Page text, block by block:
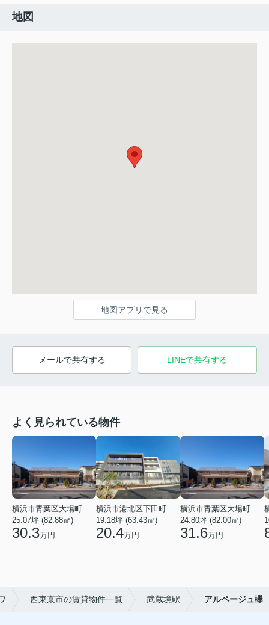
地図
地図アプリで見る
メールで共有する LINEで共有する
よく見られている物件
横浜市青葉区大場町
25.07坪 (82.88㎡)
30.3万円
19.18坪 (63.43㎡)
20.4万円
横浜市青葉区大場町
24.80坪 (82.00㎡)
31.6万円
西東京市の賃貸物件一覧 武蔵境駅 アルページュ欅